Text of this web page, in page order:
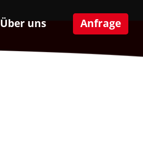
Über uns Anfrage